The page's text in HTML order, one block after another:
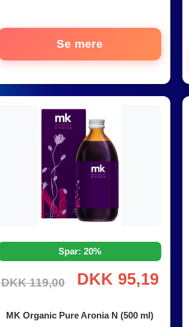
Se mere
Spar: 20%
DKK 119,00 DKK 95,19
MK Organic Pure Aronia N (500 ml)